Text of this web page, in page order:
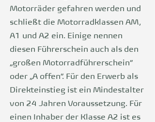
Motorräder gefahren werden und
schließt die Motorradklassen AM,
A1 und A2 ein. Einige nennen
diesen Führerschein auch als den
„großen Motorradführerschein“
oder „A offen“. Für den Erwerb als
Direkteinstieg ist ein Mindestalter
von 24 Jahren Voraussetzung. Für
einen Inhaber der Klasse A2 ist es